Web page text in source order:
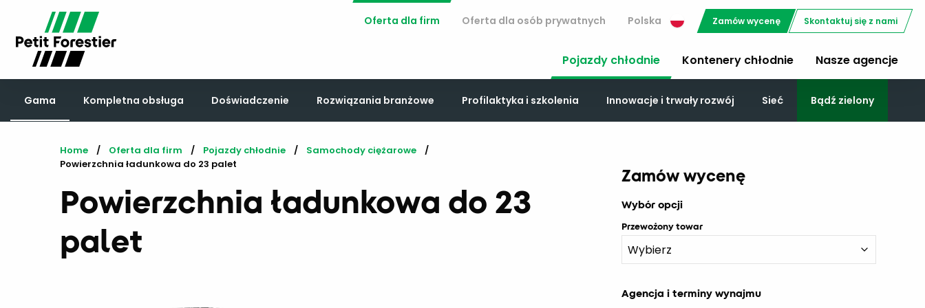
Oferta dla firm Oferta dla osób prywatnych Polska Zamów wycenę Skontaktuj się z nami
Pojazdy chłodnie Kontenery chłodnie Nasze agencje
Gama Kompletna obsługa Doświadczenie Rozwiązania branżowe Profilaktyka i szkolenia Innowacje i trwały rozwój Sieć Bądź zielony
Home Oferta dla firm Pojazdy chłodnie
Samochody ciężarowe
Current:
Powierzchnia ładunkowa do 23 palet
Powierzchnia ładunkowa do 23
palet
Zamów wycenę
Wybór opcji
Przewożony towar
Agencja i terminy wynajmu